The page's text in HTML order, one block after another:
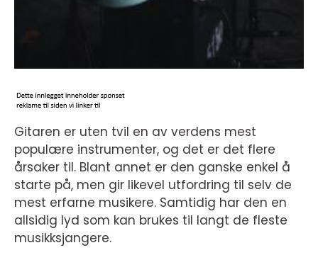
Gitaren er uten tvil en av verdens mest
populære instrumenter, og det er det flere
årsaker til. Blant annet er den ganske enkel å
starte på, men gir likevel utfordring til selv de
mest erfarne musikere. Samtidig har den en
allsidig lyd som kan brukes til langt de fleste
musikksjangere.